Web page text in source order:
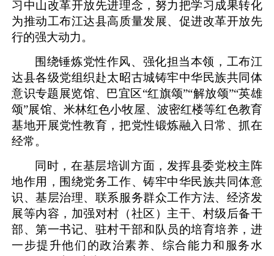
习中山改革开放先进理念，努力把学习成果转化
为推动工布江达县高质量发展、促进改革开放先
行的强大动力。
围绕锤炼党性作风、强化担当本领，工布江
达县各级党组织赴太昭古城铸牢中华民族共同体
意识专题展览馆、巴宜区“红旗颂”“解放颂”“英雄
颂”展馆、米林红色小牧屋、波密红楼等红色教育
基地开展党性教育，把党性锻炼融入日常、抓在
经常。
同时，在基层培训方面，发挥县委党校主阵
地作用，围绕党务工作、铸牢中华民族共同体意
识、基层治理、联系服务群众工作方法、经济发
展等内容，加强对村（社区）主干、村级后备干
部、第一书记、驻村干部和队员的培育培养，进
一步提升他们的政治素养、综合能力和服务水